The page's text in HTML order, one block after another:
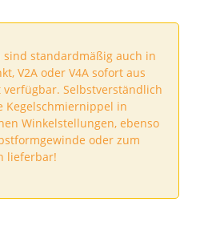
sind standardmäßig auch in
V2A oder V4A sofort aus
verfügbar. Selbstverständlich
Kegelschmiernippel in
Winkelstellungen, ebenso
oder zum
lieferbar!